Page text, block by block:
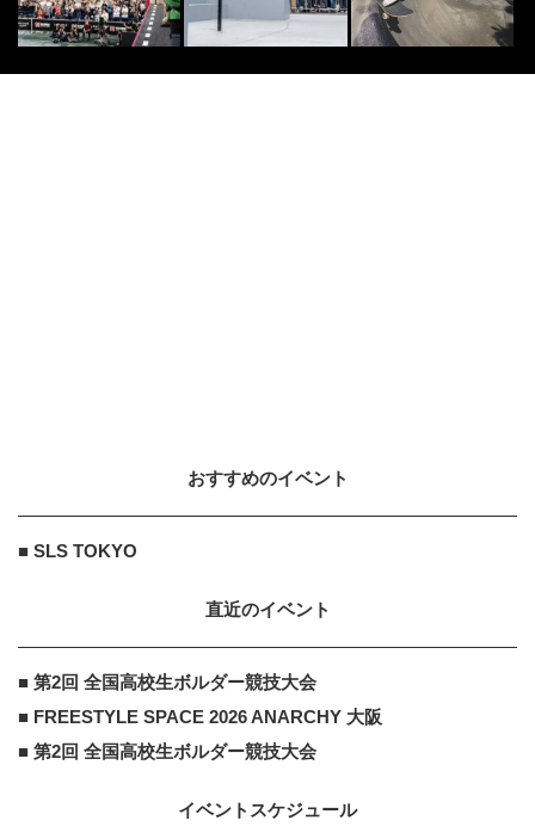
10 DOUBLEDUTCH
｢笑顔で戦おう｣2024年の“主人公”
おすすめのイベント
■ SLS TOKYO
直近のイベント
■ 第2回 全国高校生ボルダー競技大会
■ FREESTYLE SPACE 2026 ANARCHY 大阪
■ 第2回 全国高校生ボルダー競技大会
イベントスケジュール